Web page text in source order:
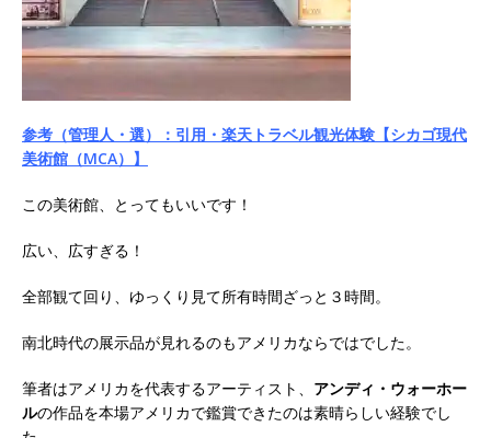
参考（管理人・選）：引用・楽天トラベル観光体験【シカゴ現代
美術館（MCA）】
この美術館、とってもいいです！
広い、広すぎる！
全部観て回り、ゆっくり見て所有時間ざっと３時間。
南北時代の展示品が見れるのもアメリカならではでした。
筆者はアメリカを代表するアーティスト、 アンディ・ウォーホー
ルの作品を本場アメリカで鑑賞できたのは素晴らしい経験でし